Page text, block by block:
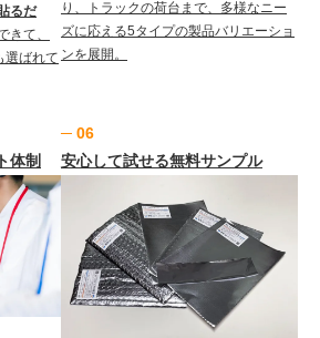
るだ
きて、
選ばれて
り、トラックの荷台まで、多様なニー
ズに応える5タイプの製品バリエーショ
ンを展開。
体制
─ 06
安心して試せる無料サンプル